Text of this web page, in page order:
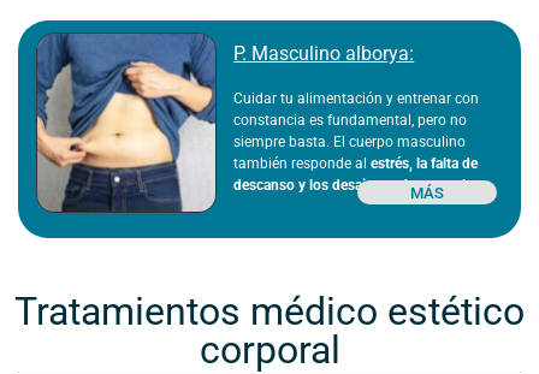
P. Masculino alborya:
Cuidar tu alimentación y entrenar con
constancia es fundamental, pero no
siempre basta. El cuerpo masculino
también responde alestrés, la falta de
descanso y los desajustes hormonales.
MÁS
Tratamientos médico estético
corporal